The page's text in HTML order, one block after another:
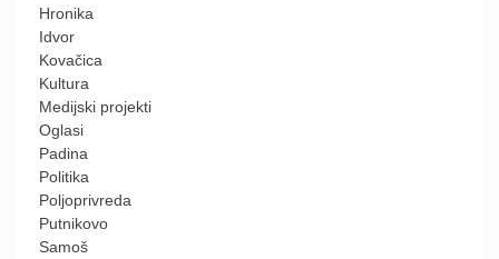
Hronika
Idvor
Kovačica
Kultura
Medijski projekti
Oglasi
Padina
Politika
Poljoprivreda
Putnikovo
Samoš